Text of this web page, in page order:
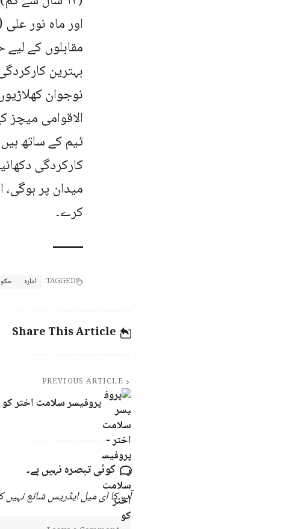
مقابلوں کے
بہترین
نوجوان
الاقوامی میچز
کارکردگی
میدان پر
کرے۔
TAGGED: ادارہ
Share This Article
PREVIOUS ARTICLE
پروفیسر سلامت اختر
کوئی تبصرہ نہیں ہے۔
آپ کا ای میل ایڈریس شائع نہیں